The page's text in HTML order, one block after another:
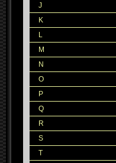
J
K
L
M
N
O
P
Q
R
S
T